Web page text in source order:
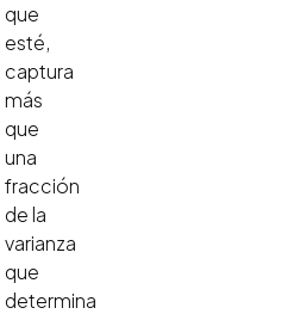
que
esté,
captura
más
que
una
fracción
de la
varianza
que
determina